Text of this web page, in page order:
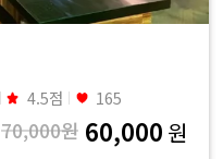
4.5점 165
70,000원 60,000 원